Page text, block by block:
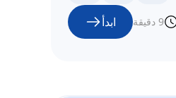
9 دقيقة ابدأ